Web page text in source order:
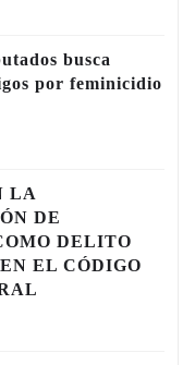
busca
por feminicidio
LA
DE
DELITO
EL CÓDIGO